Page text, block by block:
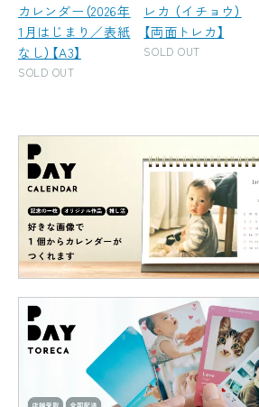
カレンダー（2026年
1月はじまり／表紙
なし）【A3】
SOLD OUT
レカ （イチョウ）
【両面トレカ】
SOLD OUT